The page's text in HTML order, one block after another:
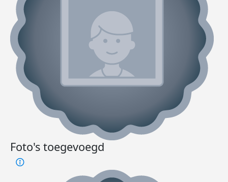
Foto's toegevoegd